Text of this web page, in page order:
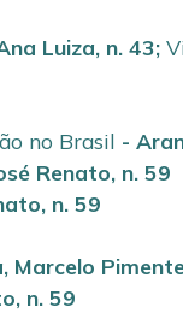
Luiza, n. 43;
no Brasil -
Renato, n. 59
, n. 59
Marcelo
, n. 59